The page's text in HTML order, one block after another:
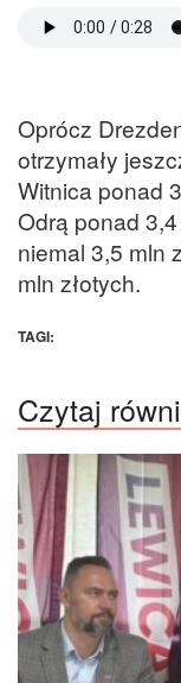
Oprócz
otrzymały
Witnica ponad
Odrą ponad
niemal 3,5 mln
mln złotych.
TAGI:
Czytaj